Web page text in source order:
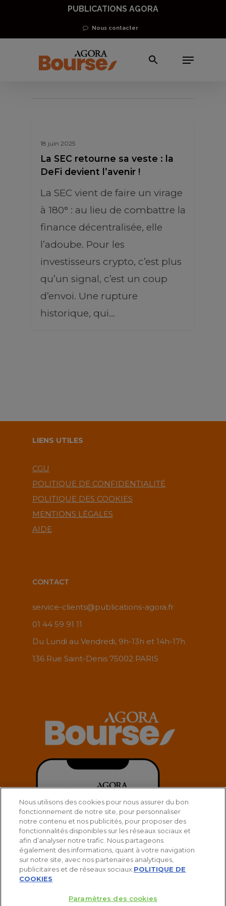
main
PUBLICATIONS AGORA
Nous contacter
Menu
self-custody
18 juin 2025
La SEC retourne sa veste : la
DeFi devient l’avenir !
La SEC vient de faire un virage
à 180° : au lieu de combattre la
finance décentralisée, elle
l’adoube. Pour les
investisseurs crypto, c’est plus
qu’un signal, c’est un coup
d’envoi. Une rupture
historique, qui…
LIENS UTILES
CGU
POLITIQUE DE CONFIDENTIALITÉ
POLITIQUE DES COOKIES
MENTIONS LÉGALES
AIDE
CONTACT
service-clients@publications-agora.fr
01 44 59 91 11
Du Lundi au Vendredi, 9h-13h et 14h-17h
136 Rue Saint-Denis 75002 PARIS
Nous utilisons des cookies pour nous assurer du bon
fonctionnement de notre site, pour personnaliser
notre contenu et nos publicités, pour proposer des
fonctionnalités disponibles sur les réseaux sociaux et
afin d’analyser notre trafic. Nous partageons
également des informations, quant à votre navigation
sur notre site, avec nos partenaires analytiques,
publicitaires et de réseaux sociaux. POLITIQUE DE
COOKIES
Paramètres des cookies